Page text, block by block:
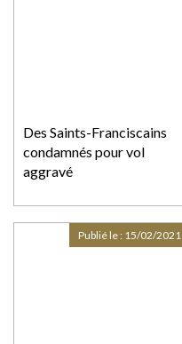
Des Saints-Franciscains
condamnés pour vol
aggravé
Publié le : 15/02/2021